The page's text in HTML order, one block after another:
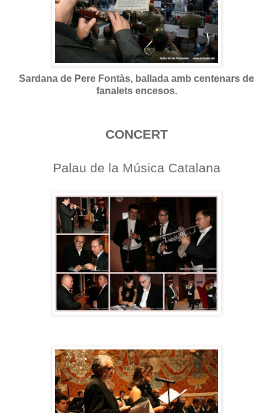
Sardana de Pere Fontàs, ballada amb centenars de
fanalets encesos.
CONCERT
Palau de la Música Catalana